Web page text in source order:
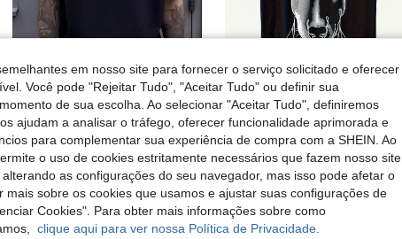
4
Economizar 0,13€
EU Warehouse -2% Camiseta vintage com estampa retangular em preto, branco e vermelho, estilo urbano moderno, blusa casual masculina.
#6 Mais Vendido em Geométrico T-shirts masculinas
4,86€
EU Warehouse Camiseta masculina preta com estampa de mini bull terrier - Manga curta, ideal para o Dia dos Namorados e para o dia a dia, leve com apenas 180g, disponível nos tamanhos P a 2GG.
12,48€
em nosso site para fornecer o serviço solicitado e oferecer
Você pode "Rejeitar Tudo", "Aceitar Tudo" ou definir sua
de sua escolha. Ao selecionar "Aceitar Tudo", definiremos
ajudam a analisar o tráfego, oferecer funcionalidade aprimorada e
para complementar sua experiência de compra com a SHEIN. Ao
o uso de cookies estritamente necessários que fazem nosso site
as configurações do seu navegador, mas isso pode afetar o
mais sobre os cookies que usamos e ajustar suas configurações de
Cookies". Para obter mais informações sobre como
clique aqui para ver nossa Política de Privacidade.